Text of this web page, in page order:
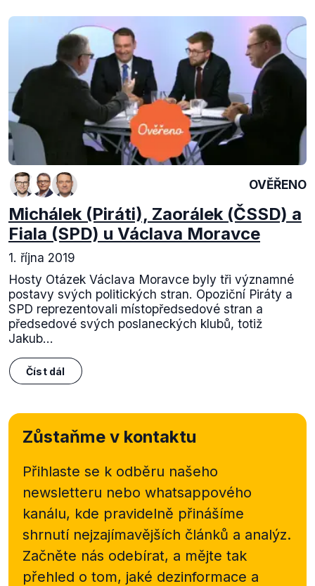
OVĚŘENO
Michálek (Piráti), Zaorálek (ČSSD) a
Fiala (SPD) u Václava Moravce
1. října 2019
Hosty Otázek Václava Moravce byly tři významné
postavy svých politických stran. Opoziční Piráty a
SPD reprezentovali místopředsedové stran a
předsedové svých poslaneckých klubů, totiž
Jakub...
Číst dál
Zůstaňme v kontaktu
Přihlaste se k odběru našeho
newsletteru nebo whatsappového
kanálu, kde pravidelně přinášíme
shrnutí nejzajímavějších článků a analýz.
Začněte nás odebírat, a mějte tak
přehled o tom, jaké dezinformace a